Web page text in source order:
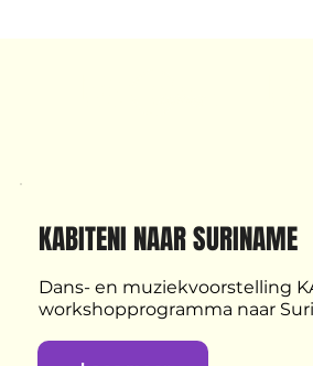
KABITENI NAAR SURINAME
Dans- en muziekvoorstelling
workshopprogramma naar